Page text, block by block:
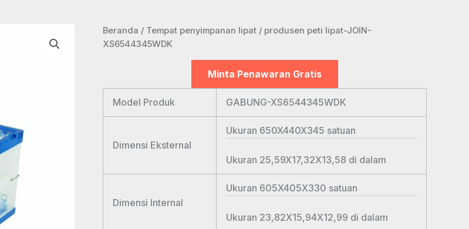
Beranda / Tempat penyimpanan lipat / produsen peti lipat-JOIN-
XS6544345WDK
Minta Penawaran Gratis
Model Produk GABUNG-XS6544345WDK
Dimensi Eksternal
Ukuran 650X440X345 satuan
Ukuran 25,59X17,32X13,58 di dalam
Dimensi Internal
Ukuran 605X405X330 satuan
Ukuran 23,82X15,94X12,99 di dalam